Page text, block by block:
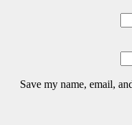
Save my name, email,